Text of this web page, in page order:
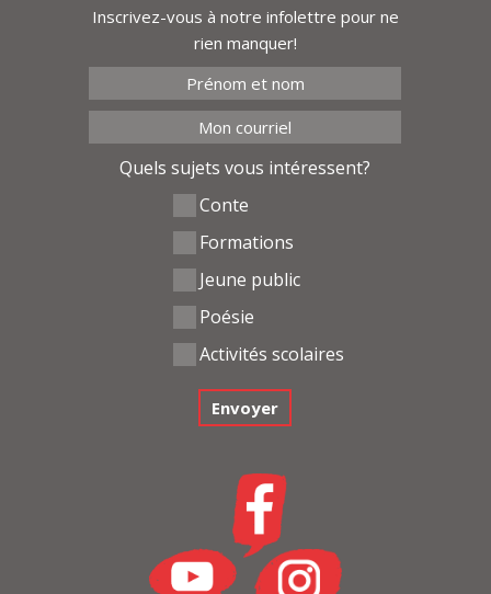
Inscrivez-vous à notre infolettre pour ne
rien manquer!
Quels sujets vous intéressent?
Conte
Formations
Jeune public
Poésie
Activités scolaires